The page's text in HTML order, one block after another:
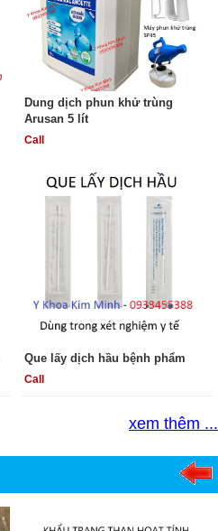
Dung dịch phun khử trùng
Arusan 5 lít
Call
Que lấy dịch hầu bệnh phẩm
Call
xem thêm ...